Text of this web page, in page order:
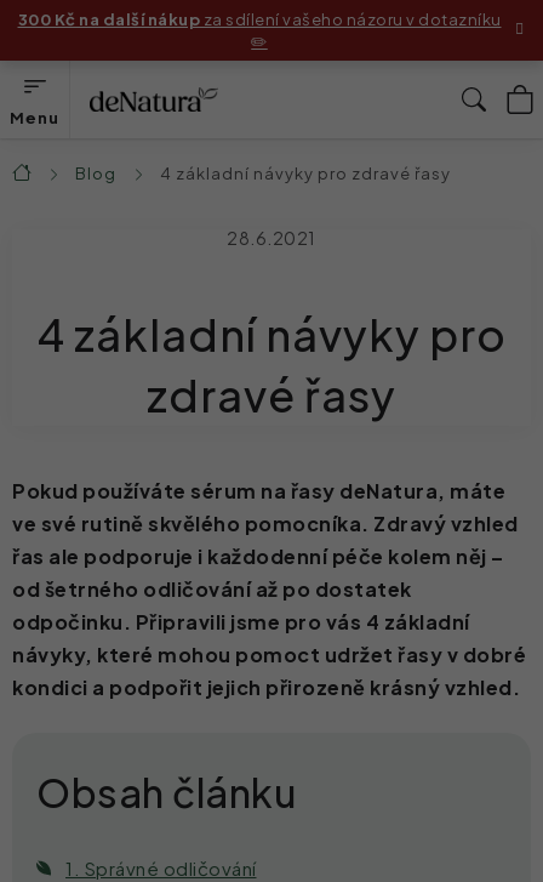
Přejít
obsah
300 Kč na další nákup za sdílení vašeho názoru v dotazníku
✏️
Produkty
Příběhy zákaznic
Náš příběh
Kontakt
Blog 4 základní návyky pro zdravé řasy
4 základní návyky pro
zdravé řasy
28.6.2021
Pokud používáte sérum na řasy deNatura, máte
ve své rutině skvělého pomocníka. Zdravý vzhled
řas ale podporuje i každodenní péče kolem něj –
od šetrného odličování až po dostatek
odpočinku. Připravili jsme pro vás 4 základní
návyky, které mohou pomoct udržet řasy v dobré
kondici a podpořit jejich přirozeně krásný vzhled.
1. Správné odličování